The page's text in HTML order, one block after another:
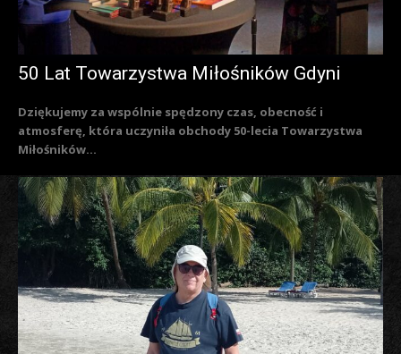
50 Lat Towarzystwa Miłośników Gdyni
Dziękujemy za wspólnie spędzony czas, obecność i
atmosferę, która uczyniła obchody 50-lecia Towarzystwa
Miłośników...